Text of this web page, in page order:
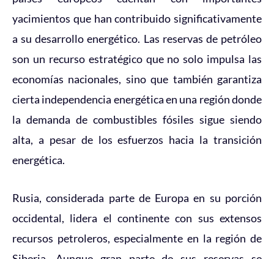
yacimientos que han contribuido significativamente
a su desarrollo energético. Las reservas de petróleo
son un recurso estratégico que no solo impulsa las
economías nacionales, sino que también garantiza
cierta independencia energética en una región donde
la demanda de combustibles fósiles sigue siendo
alta, a pesar de los esfuerzos hacia la transición
energética.
Rusia, considerada parte de Europa en su porción
occidental, lidera el continente con sus extensos
recursos petroleros, especialmente en la región de